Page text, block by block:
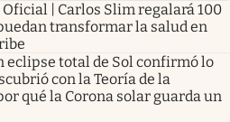
Oficial | Carlos Slim regalará 100
transformar la salud en
eclipse total de Sol confirmó lo
con la Teoría de la
qué la Corona solar guarda un